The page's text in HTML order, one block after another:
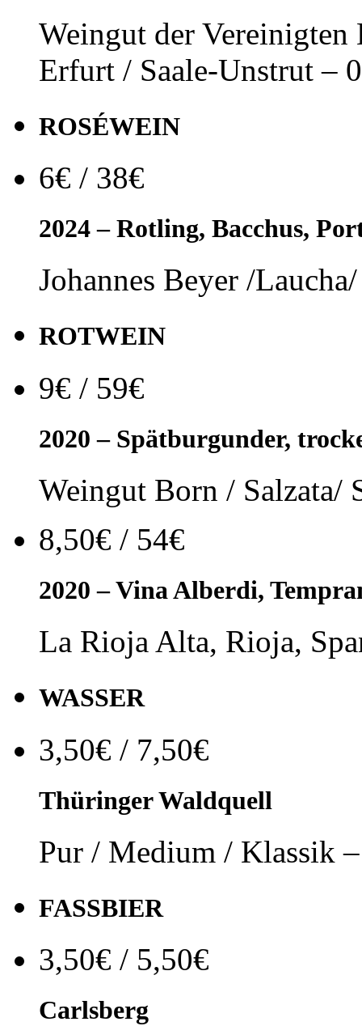
Weingut der
Erfurt / Saale-Unstrut –
ROSÉWEIN
6€ / 38€
2024 – Rotling, Bacchus,
Johannes Beyer /
ROTWEIN
9€ / 59€
2020 – Spätburgunder,
Weingut Born / Salzata/
8,50€ / 54€
2020 – Vina Alberdi,
La Rioja Alta, Rioja,
WASSER
3,50€ / 7,50€
Thüringer Waldquell
Pur / Medium / Klassik
FASSBIER
3,50€ / 5,50€
Carlsberg